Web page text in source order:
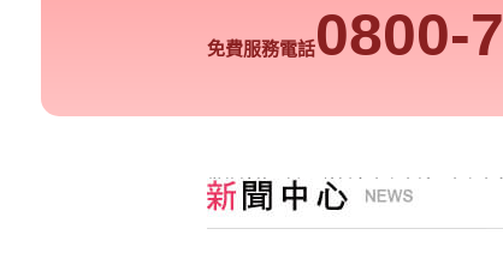
免費服務電話0800-
徵信社熱門話題-結婚率愈來愈低，愈來愈